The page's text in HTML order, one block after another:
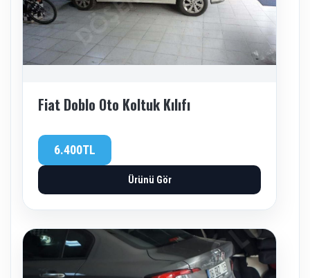
Fiat Doblo Oto Koltuk Kılıfı
6.400TL
Ürünü Gör